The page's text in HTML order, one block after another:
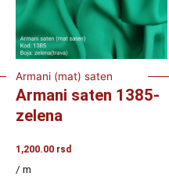
Armani (mat) saten
Armani saten 1385-
zelena
1,200.00 rsd
/ m